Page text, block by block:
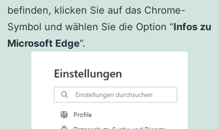
befinden, klicken Sie auf das Chrome-
Symbol und wählen Sie die Option “Infos zu
Microsoft Edge“.